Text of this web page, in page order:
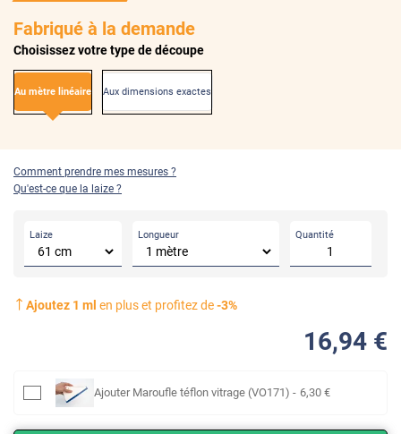
Fabriqué à la demande
Choisissez votre type de découpe
Au mètre linéaire Aux dimensions exactes
Comment prendre mes mesures ?
Qu'est-ce que la laize ?
Laize Longueur Quantité
Ajoutez 1 ml en plus et profitez de-3%
16,94 €
Ajouter Maroufle téflon vitrage (VO171) - 6,30 €